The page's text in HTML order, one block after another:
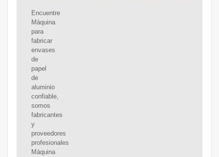
Encuentre
Máquina
para
fabricar
envases
de
papel
de
aluminio
confiable,
somos
fabricantes
y
proveedores
profesionales
Máquina